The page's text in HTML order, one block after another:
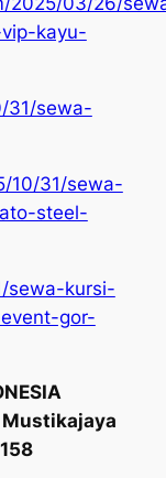
kayu-
31/sewa-
10/31/sewa-
steel-
sewa-kursi-
gor-
Mustikajaya